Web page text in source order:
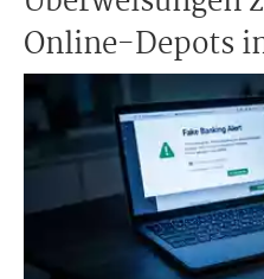
Online-Depots